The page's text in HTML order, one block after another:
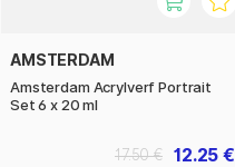
AMSTERDAM
Amsterdam Acrylverf Portrait
Set 6 x 20 ml
12.25 €
17.50 €